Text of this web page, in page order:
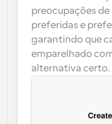
preocupações
preferidas e
garantindo que
emparelhado
alternativa certo.